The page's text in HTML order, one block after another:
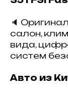
🔈
салон,
вида,
систем
Авто из